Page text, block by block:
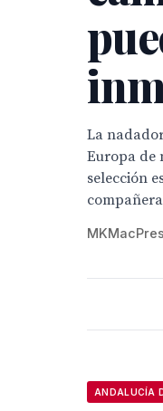
La
Europa de
selección